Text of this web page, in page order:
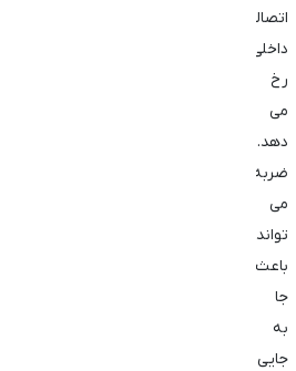
اتصالات
داخلی
رخ
می
‌دهد.
ضربه
می‌
تواند
باعث
جا
به
‌جایی